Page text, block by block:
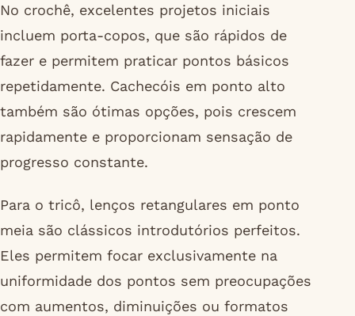
No crochê, excelentes projetos iniciais
incluem porta-copos, que são rápidos de
fazer e permitem praticar pontos básicos
repetidamente. Cachecóis em ponto alto
também são ótimas opções, pois crescem
rapidamente e proporcionam sensação de
progresso constante.
Para o tricô, lenços retangulares em ponto
meia são clássicos introdutórios perfeitos.
Eles permitem focar exclusivamente na
uniformidade dos pontos sem preocupações
com aumentos, diminuições ou formatos